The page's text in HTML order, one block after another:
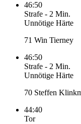
46:50
Strafe - 2 Min.
Unnötige Härte
71 Win Tierney
46:50
Strafe - 2 Min.
Unnötige Härte
70 Steffen
44:40
Tor